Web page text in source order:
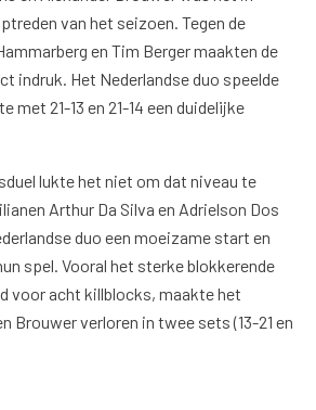
van het seizoen. Tegen de
en Tim Berger maakten de
indruk. Het Nederlandse duo speelde
met 21-13 en 21-14 een duidelijke
lukte het niet om dat niveau te
Arthur Da Silva en Adrielson Dos
duo een moeizame start en
spel. Vooral het sterke blokkerende
voor acht killblocks, maakte het
Brouwer verloren in twee sets (13-21 en